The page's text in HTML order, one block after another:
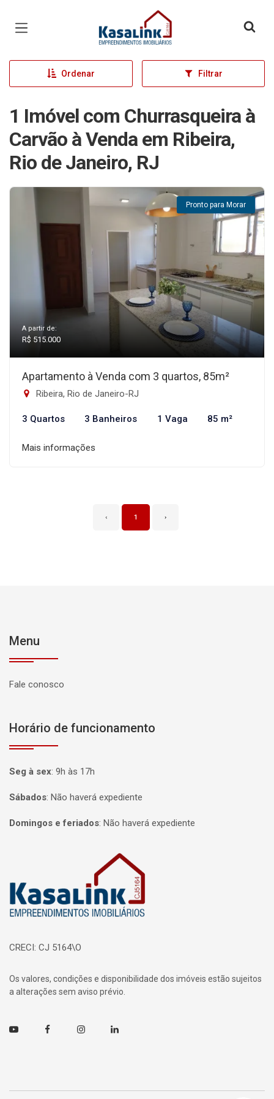
Página inicial
Ordenar Filtrar
1 Imóvel com Churrasqueira à
Carvão à Venda em Ribeira,
Rio de Janeiro, RJ
Pronto para Morar
A partir de:
R$ 515.000
Apartamento à Venda com 3 quartos, 85m²
Ribeira, Rio de Janeiro-RJ
3 Quartos 3 Banheiros 1 Vaga 85 m²
Mais informações
‹ 1 ›
Menu
Fale conosco
Horário de funcionamento
Seg à sex: 9h às 17h
Sábados: Não haverá expediente
Domingos e feriados: Não haverá expediente
CRECI: CJ 5164\O
Os valores, condições e disponibilidade dos imóveis estão sujeitos
a alterações sem aviso prévio.
Youtube FacebookInstagramLinkedin